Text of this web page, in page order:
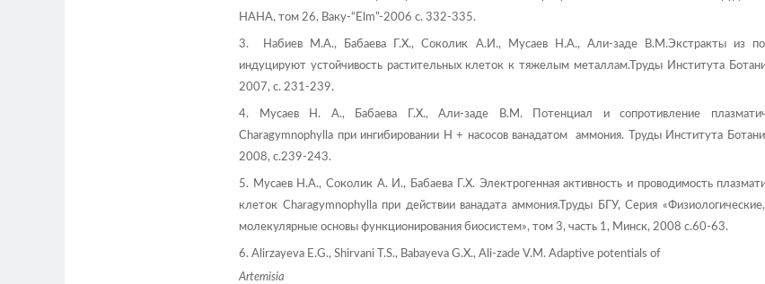
НАНА, том 26, Ваку-“Elm”-2006 c. 332-335.
3. Набиев М.А., Бабаева Г.Х., Соколик А.И., Мусаев Н.А., Али-заде В.М.Экстракты из
индуцируют устойчивость растительных клеток к тяжелым металлам.Труды Института
2007, c. 231-239.
4. Мусаев Н. А., Бабаева Г.Х., Али-заде В.М. Потенциал и сопротивление
Charagymnophylla при ингибировании Н + насосов ванадатом аммония. Труды Института
2008, с.239-243.
5. Мусаев Н.А., Соколик А. И., Бабаева Г.Х. Электрогенная активность и проводимость
клеток Charagymnophylla при действии ванадата аммония.Труды БГУ, Серия
молекулярные основы функционирования биосистем», том 3, часть 1, Минск, 2008 с.60-63.
6. Alirzayeva E.G., Shirvani T.S., Babayeva G.X., Ali-zade V.M. Adaptive potentials of
Artemisia